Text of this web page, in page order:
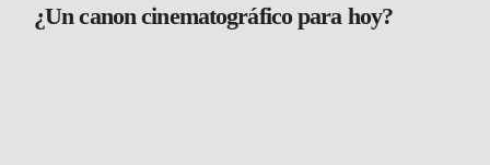
¿Un canon cinematográfico para hoy?